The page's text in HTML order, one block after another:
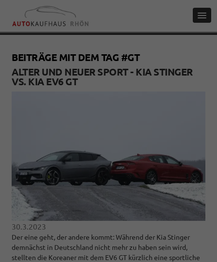
BEITRÄGE MIT DEM TAG #GT
ALTER UND NEUER SPORT - KIA STINGER
VS. KIA EV6 GT
30.3.2023
Der eine geht, der andere kommt: Während der Kia Stinger
demnächst in Deutschland nicht mehr zu haben sein wird,
stellten die Koreaner mit dem EV6 GT kürzlich eine sportliche